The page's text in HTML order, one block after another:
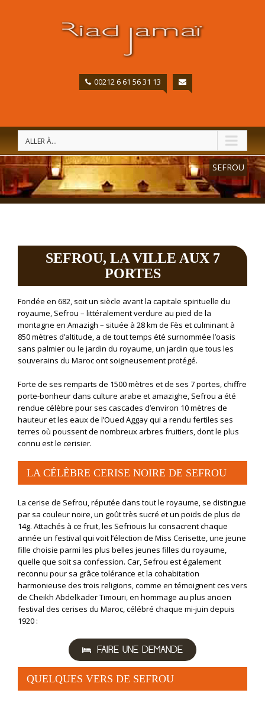
00212 6 61 56 31 13
ALLER À...
SEFROU
SEFROU, LA VILLE AUX 7
PORTES
Fondée en 682, soit un siècle avant la capitale spirituelle du
royaume, Sefrou – littéralement verdure au pied de la
montagne en Amazigh – située à 28 km de Fès et culminant à
850 mètres d’altitude, a de tout temps été surnommée l’oasis
sans palmier ou le jardin du royaume, un jardin que tous les
souverains du Maroc ont soigneusement protégé.
Forte de ses remparts de 1500 mètres et de ses 7 portes, chiffre
porte-bonheur dans culture arabe et amazighe, Sefrou a été
rendue célèbre pour ses cascades d’environ 10 mètres de
hauteur et les eaux de l’Oued Aggay qui a rendu fertiles ses
terres où poussent de nombreux arbres fruitiers, dont le plus
connu est le cerisier.
LA CÉLÈBRE CERISE NOIRE DE SEFROU
La cerise de Sefrou, réputée dans tout le royaume, se distingue
par sa couleur noire, un goût très sucré et un poids de plus de
14g. Attachés à ce fruit, les Sefriouis lui consacrent chaque
année un festival qui voit l’élection de Miss Cerisette, une jeune
fille choisie parmi les plus belles jeunes filles du royaume,
quelle que soit sa confession. Car, Sefrou est également
reconnu pour sa grâce tolérance et la cohabitation
harmonieuse des trois religions, comme en témoignent ces vers
de Cheikh Abdelkader Timouri, en hommage au plus ancien
festival des cerises du Maroc, célébré chaque mi-juin depuis
1920 :
FAIRE UNE DEMANDE
QUELQUES VERS DE SEFROU